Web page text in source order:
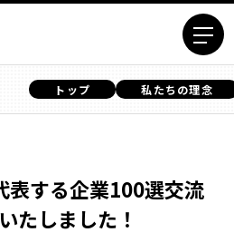
宮城エリア
山形エリア
茨城エリア
トップ 私たちの理念
表する企業100選交流
たしました！